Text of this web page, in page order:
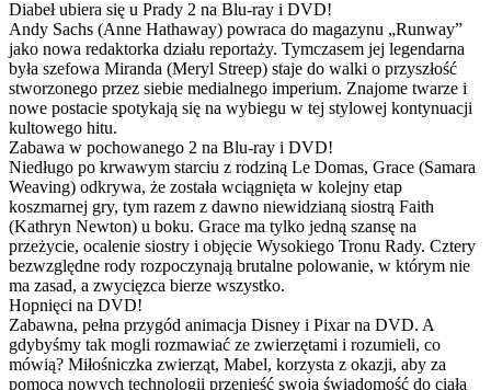
Diabeł ubiera się u Prady 2 na Blu-ray i DVD!
Andy Sachs (Anne Hathaway) powraca do magazynu „Runway”
jako nowa redaktorka działu reportaży. Tymczasem jej legendarna
była szefowa Miranda (Meryl Streep) staje do walki o przyszłość
stworzonego przez siebie medialnego imperium. Znajome twarze i
nowe postacie spotykają się na wybiegu w tej stylowej kontynuacji
kultowego hitu.
Zabawa w pochowanego 2 na Blu-ray i DVD!
Niedługo po krwawym starciu z rodziną Le Domas, Grace (Samara
Weaving) odkrywa, że została wciągnięta w kolejny etap
koszmarnej gry, tym razem z dawno niewidzianą siostrą Faith
(Kathryn Newton) u boku. Grace ma tylko jedną szansę na
przeżycie, ocalenie siostry i objęcie Wysokiego Tronu Rady. Cztery
bezwzględne rody rozpoczynają brutalne polowanie, w którym nie
ma zasad, a zwycięzca bierze wszystko.
Hopnięci na DVD!
Zabawna, pełna przygód animacja Disney i Pixar na DVD. A
gdybyśmy tak mogli rozmawiać ze zwierzętami i rozumieli, co
mówią? Miłośniczka zwierząt, Mabel, korzysta z okazji, aby za
pomocą nowych technologii przenieść swoją świadomość do ciała